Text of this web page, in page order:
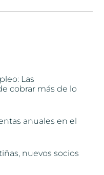
Las
cobrar más de lo
anuales en el
nuevos socios